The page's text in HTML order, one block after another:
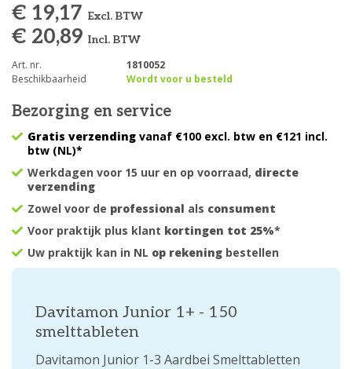
€ 19,17 Excl. BTW
€ 20,89 Incl. BTW
Art. nr.
1810052
Beschikbaarheid
Wordt voor u besteld
Bezorging en service
Gratis verzending vanaf €100 excl. btw en €121 incl.
btw (NL)*
Werkdagen voor 15 uur en op voorraad, directe
verzending
Zowel voor de professional als consument
Voor praktijk plus klant kortingen tot 25%*
Uw praktijk kan in NL op rekening bestellen
Davitamon Junior 1+ - 150
smelttableten
Davitamon Junior 1-3 Aardbei Smelttabletten